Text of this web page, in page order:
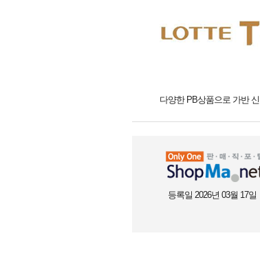
다양한 PB상품으로 가반
등록일 2026년 03월 17일